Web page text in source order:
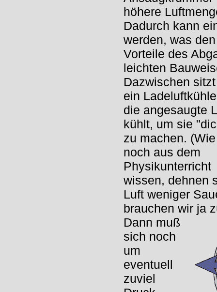
höhere
Dadurch kann
werden, was
Vorteile des
leichten
Dazwischen
ein
die angesaugte
kühlt, um sie
zu machen.
noch aus dem
Physikunterricht
wissen, dehnen
Luft weniger
brauchen wir ja
Dann muß
sich noch
um
eventuell
zuviel